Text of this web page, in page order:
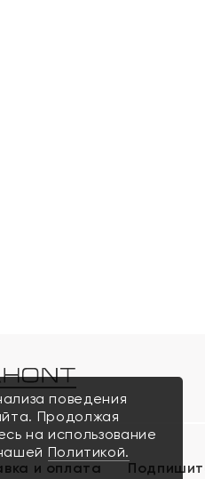
и оплата
поведения
Продолжая
на использование
Политикой.